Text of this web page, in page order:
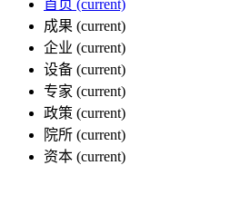
首页 (current)
成果 (current)
企业 (current)
设备 (current)
专家 (current)
政策 (current)
院所 (current)
资本 (current)